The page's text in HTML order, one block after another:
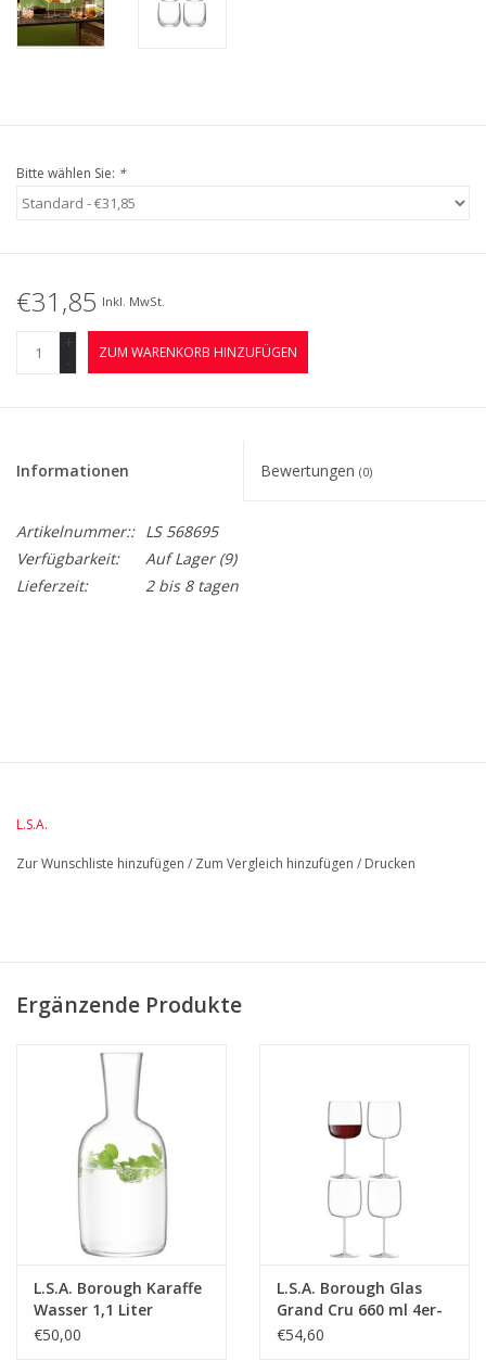
Bitte wählen Sie: *
€31,85 Inkl. MwSt.
+
-
ZUM WARENKORB HINZUFÜGEN
Informationen Bewertungen (0)
Artikelnummer:: LS 568695
Verfügbarkeit:
Auf Lager(9)
Lieferzeit:
2 bis 8 tagen
L.S.A.
Zur Wunschliste hinzufügen / Zum Vergleich hinzufügen / Drucken
Ergänzende Produkte
L.S.A. Borough Karaffe
Wasser 1,1 Liter
€50,00
L.S.A. Borough Glas
Grand Cru 660 ml 4er-
Set
€54,60